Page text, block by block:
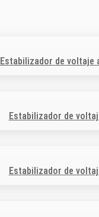
Estabilizador de voltaje
Estabilizador de
Estabilizador de